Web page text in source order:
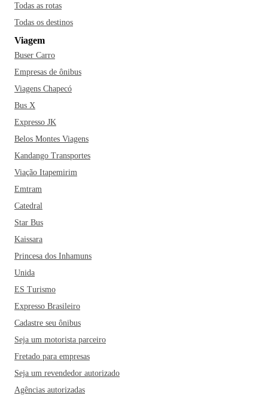
Todas as rotas
Todas os destinos
Viagem
Buser Carro
Empresas de ônibus
Viagens Chapecó
Bus X
Expresso JK
Belos Montes Viagens
Kandango Transportes
Viação Itapemirim
Emtram
Catedral
Star Bus
Kaissara
Princesa dos Inhamuns
Unida
ES Turismo
Expresso Brasileiro
Cadastre seu ônibus
Seja um motorista parceiro
Fretado para empresas
Seja um revendedor autorizado
Agências autorizadas